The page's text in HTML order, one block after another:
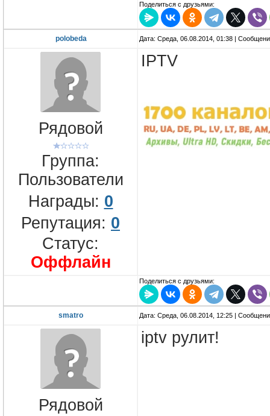
Поделиться с друзьями:
polobeda Дата: Среда, 06.08.2014, 01:38 |
Рядовой
Группа:
Пользователи
Награды: 0
Репутация: 0
Статус:
Оффлайн
IPTV
Поделиться с друзьями:
smatro Дата: Среда, 06.08.2014, 12:25 |
Рядовой
iptv рулит!